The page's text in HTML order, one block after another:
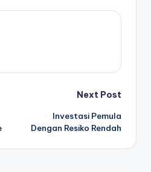
Next Post
Investasi Pemula
Dengan Resiko Rendah